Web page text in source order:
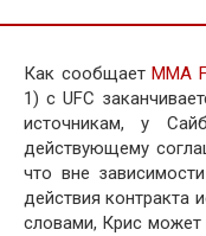
Как сообщаетMMA
1) с UFC
источникам, у
действующему
что вне
действия контракта
словами, Крис может